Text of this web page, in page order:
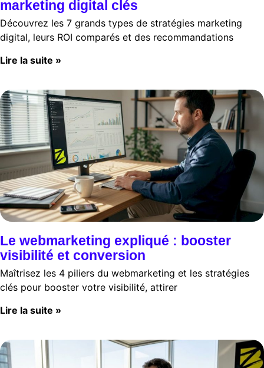
marketing digital clés
Découvrez les 7 grands types de stratégies marketing
digital, leurs ROI comparés et des recommandations
Lire la suite »
Le webmarketing expliqué : booster
visibilité et conversion
Maîtrisez les 4 piliers du webmarketing et les stratégies
clés pour booster votre visibilité, attirer
Lire la suite »